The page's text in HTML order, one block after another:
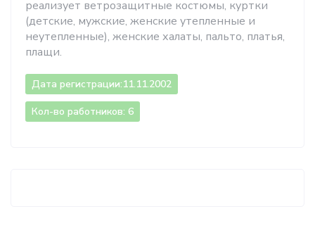
реализует ветрозащитные костюмы, куртки
(детские, мужские, женские утепленные и
неутепленные), женские халаты, пальто, платья,
плащи.
Дата регистрации:11.11.2002
Кол-во работников: 6